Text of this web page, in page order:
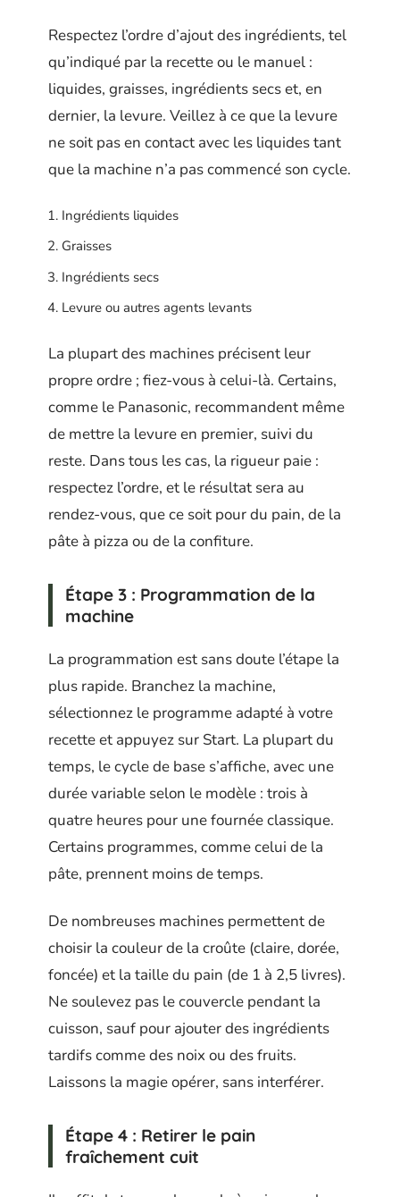
Respectez l’ordre d’ajout des ingrédients, tel
qu’indiqué par la recette ou le manuel :
liquides, graisses, ingrédients secs et, en
dernier, la levure. Veillez à ce que la levure
ne soit pas en contact avec les liquides tant
que la machine n’a pas commencé son cycle.
Ingrédients liquides
Graisses
Ingrédients secs
Levure ou autres agents levants
La plupart des machines précisent leur
propre ordre ; fiez-vous à celui-là. Certains,
comme le Panasonic, recommandent même
de mettre la levure en premier, suivi du
reste. Dans tous les cas, la rigueur paie :
respectez l’ordre, et le résultat sera au
rendez-vous, que ce soit pour du pain, de la
pâte à pizza ou de la confiture.
Étape 3 : Programmation de la
machine
La programmation est sans doute l’étape la
plus rapide. Branchez la machine,
sélectionnez le programme adapté à votre
recette et appuyez sur Start. La plupart du
temps, le cycle de base s’affiche, avec une
durée variable selon le modèle : trois à
quatre heures pour une fournée classique.
Certains programmes, comme celui de la
pâte, prennent moins de temps.
De nombreuses machines permettent de
choisir la couleur de la croûte (claire, dorée,
foncée) et la taille du pain (de 1 à 2,5 livres).
Ne soulevez pas le couvercle pendant la
cuisson, sauf pour ajouter des ingrédients
tardifs comme des noix ou des fruits.
Laissons la magie opérer, sans interférer.
Étape 4 : Retirer le pain
fraîchement cuit